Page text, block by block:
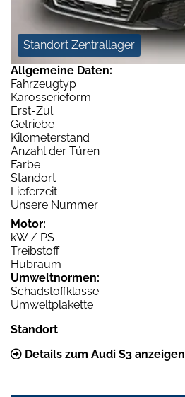
Standort Zentrallager
Allgemeine Daten:
Fahrzeugtyp
Karosserieform
Erst-Zul.
Getriebe
Kilometerstand
Anzahl der Türen
Farbe
Standort
Lieferzeit
Unsere Nummer
Motor:
kW / PS
Treibstoff
Hubraum
Umweltnormen:
Schadstoffklasse
Umweltplakette
Standort
Details zum Audi S3 anzeigen